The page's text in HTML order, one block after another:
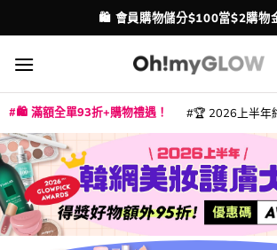
to
content
配送
💳 支援消費券、FPS、八達通、PAYME
🛍️ 滿額全單93折+購物禮遇！ 🏆 2026上半年